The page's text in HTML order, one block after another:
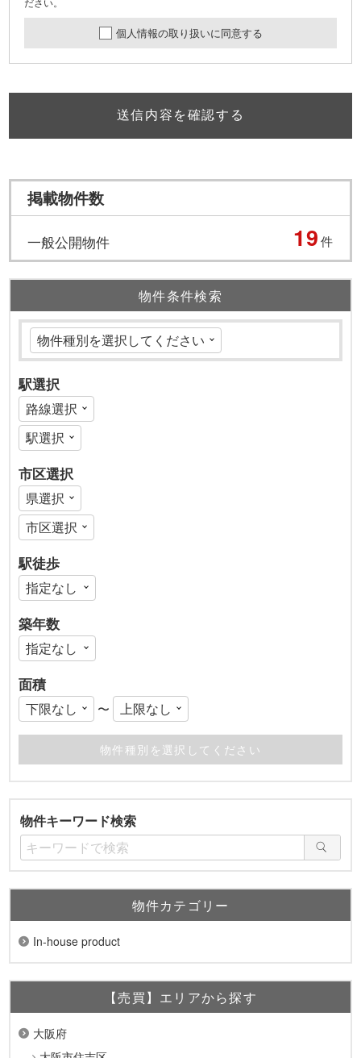
個人情報の取り扱いに同意する
送信内容を確認する
掲載物件数
一般公開物件 19件
物件条件検索
駅選択
市区選択
駅徒歩
築年数
面積
〜
物件キーワード検索
物件カテゴリー
In-house product
【売買】エリアから探す
大阪府